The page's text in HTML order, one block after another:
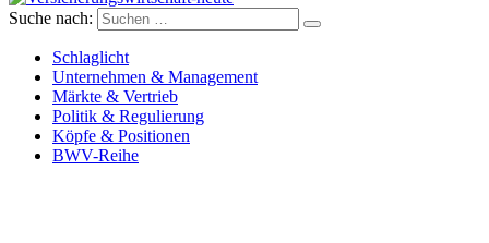
Versicherungswirtschaft-heute
Suche nach:
Schlaglicht
Unternehmen & Management
Märkte & Vertrieb
Politik & Regulierung
Köpfe & Positionen
BWV-Reihe